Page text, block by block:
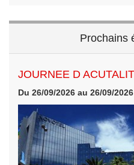
Prochains
JOURNEE D
Du 26/09/2026 au 26/09/